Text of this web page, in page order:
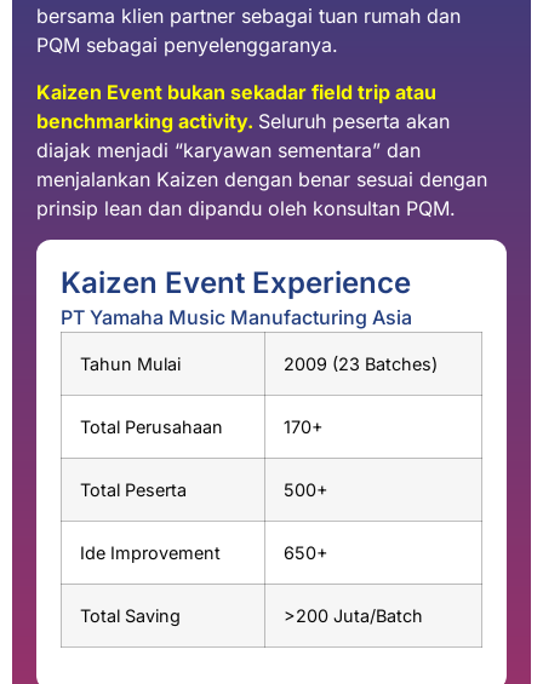
bersama klien partner sebagai tuan rumah dan
PQM sebagai penyelenggaranya.
Kaizen Event bukan sekadar field trip atau
benchmarking activity. Seluruh peserta akan
diajak menjadi “karyawan sementara” dan
menjalankan Kaizen dengan benar sesuai dengan
prinsip lean dan dipandu oleh konsultan PQM.
Kaizen Event Experience
PT Yamaha Music Manufacturing Asia
Tahun Mulai 2009 (23 Batches)
Total Perusahaan 170+
Total Peserta 500+
Ide Improvement 650+
Total Saving >200 Juta/Batch